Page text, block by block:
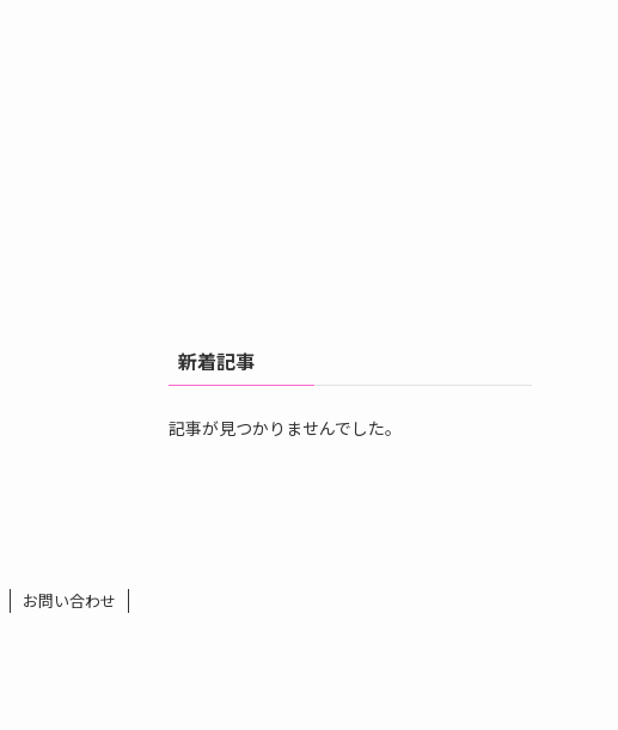
新着記事
記事が見つかりませんでした。
お問い合わせ